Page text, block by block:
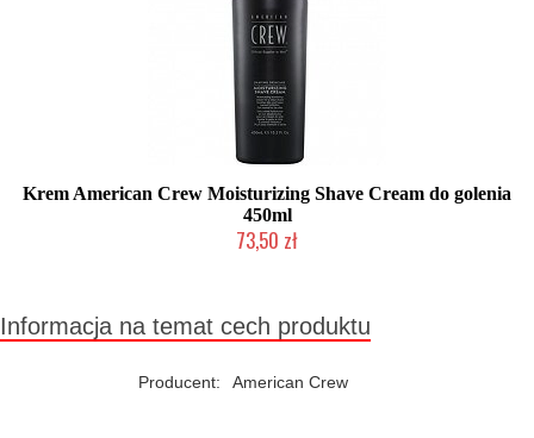
Krem American Crew Moisturizing Shave Cream do golenia
450ml
73,50 zł
Informacja na temat cech produktu
Producent: American Crew